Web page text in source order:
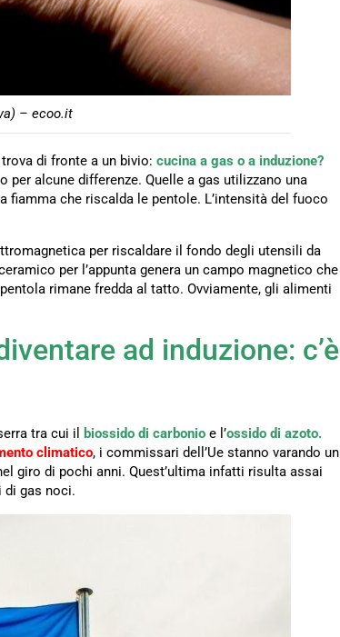
– ecoo.it
di fronte a un bivio: cucina a gas o a induzione?
alcune differenze. Quelle a gas utilizzano una
fiamma che riscalda le pentole. L’intensità del fuoco
per riscaldare il fondo degli utensili da
per l’appunta genera un campo magnetico che
rimane fredda al tatto. Ovviamente, gli alimenti
ad induzione: c’è
tra cui il biossido di carbonio e l’ossido di azoto.
climatico, i commissari dell’Ue stanno varando un
giro di pochi anni. Quest’ultima infatti risulta assai
di gas noci.